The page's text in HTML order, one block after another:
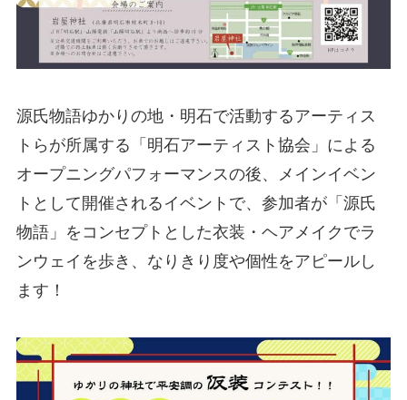
源氏物語ゆかりの地・明石で活動するアーティス
トらが所属する「明石アーティスト協会」による
オープニングパフォーマンスの後、メインイベン
トとして開催されるイベントで、参加者が「源氏
物語」をコンセプトとした衣装・ヘアメイクでラ
ンウェイを歩き、なりきり度や個性をアピールし
ます！